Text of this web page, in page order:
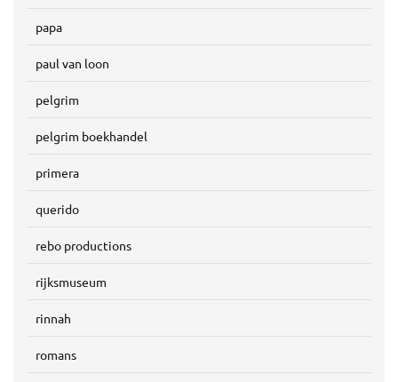
papa
paul van loon
pelgrim
pelgrim boekhandel
primera
querido
rebo productions
rijksmuseum
rinnah
romans